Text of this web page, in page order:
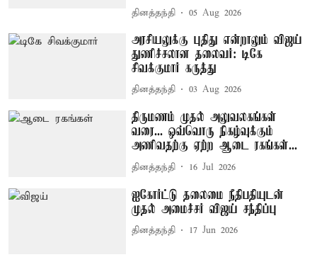
தினத்தந்தி 05 Aug 2026
அரசியலுக்கு புதிது என்றாலும் விஜய்
துணிச்சலான தலைவர்: டிகே
சிவக்குமார் கருத்து
தினத்தந்தி 03 Aug 2026
திருமணம் முதல் அலுவலகங்கள்
வரை... ஒவ்வொரு நிகழ்வுக்கும்
அணிவதற்கு ஏற்ற ஆடை ரகங்கள்...
தினத்தந்தி 16 Jul 2026
ஐகோர்ட்டு தலைமை நீதிபதியுடன்
முதல் அமைச்சர் விஜய் சந்திப்பு
தினத்தந்தி 17 Jun 2026